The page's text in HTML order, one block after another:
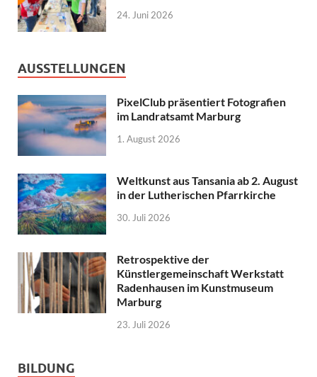
24. Juni 2026
AUSSTELLUNGEN
PixelClub präsentiert Fotografien
im Landratsamt Marburg
1. August 2026
Weltkunst aus Tansania ab 2. August
in der Lutherischen Pfarrkirche
30. Juli 2026
Retrospektive der
Künstlergemeinschaft Werkstatt
Radenhausen im Kunstmuseum
Marburg
23. Juli 2026
BILDUNG